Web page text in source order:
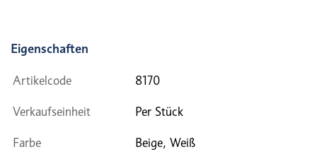
Eigenschaften
Artikelcode 8170
Verkaufseinheit Per Stück
Farbe Beige, Weiß